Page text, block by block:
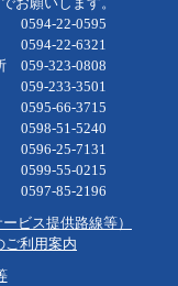
22-0595
6321
323-0808
059-233-3501
66-3715
51-5240
25-7131
55-0215
85-2196
ビス提供路線等）
ご利用案内